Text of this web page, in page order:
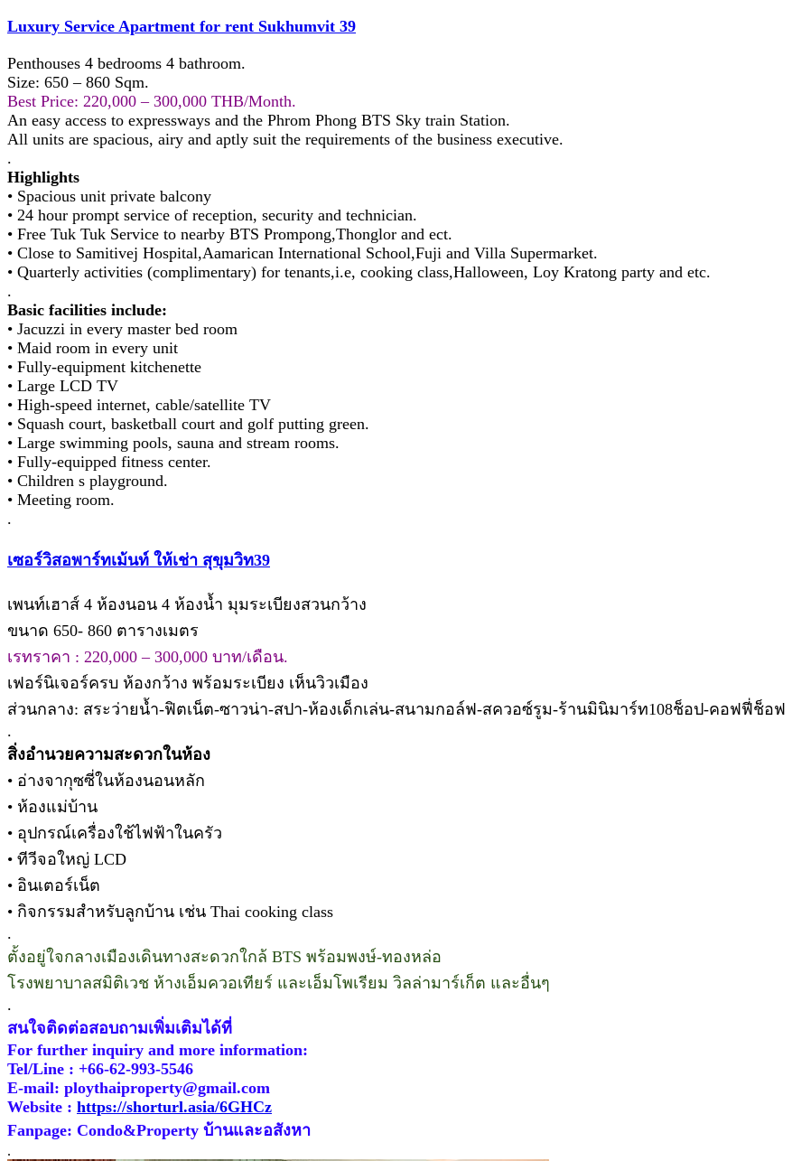
Luxury Service Apartment for rent Sukhumvit 39
Penthouses 4 bedrooms 4 bathroom.
Size: 650 – 860 Sqm.
Best Price: 220,000 – 300,000 THB/Month.
An easy access to expressways and the Phrom Phong BTS Sky train Station.
All units are spacious, airy and aptly suit the requirements of the business executive.
.
Highlights
• Spacious unit private balcony
• 24 hour prompt service of reception, security and technician.
• Free Tuk Tuk Service to nearby BTS Prompong,Thonglor and ect.
• Close to Samitivej Hospital,Aamarican International School,Fuji and Villa Supermarket.
• Quarterly activities (complimentary) for tenants,i.e, cooking class,Halloween, Loy Kratong party and etc.
.
Basic facilities include:
• Jacuzzi in every master bed room
• Maid room in every unit
• Fully-equipment kitchenette
• Large LCD TV
• High-speed internet, cable/satellite TV
• Squash court, basketball court and golf putting green.
• Large swimming pools, sauna and stream rooms.
• Fully-equipped fitness center.
• Children s playground.
• Meeting room.
.
เซอร์วิสอพาร์ทเม้นท์ ให้เช่า สุขุมวิท39
เพนท์เฮาส์ 4 ห้องนอน 4 ห้องน้ำ มุมระเบียงสวนกว้าง
ขนาด 650- 860 ตารางเมตร
เรทราคา : 220,000 – 300,000 บาท/เดือน.
เฟอร์นิเจอร์ครบ ห้องกว้าง พร้อมระเบียง เห็นวิวเมือง
ส่วนกลาง: สระว่ายน้ำ-ฟิตเน็ต-ซาวน่า-สปา-ห้องเด็กเล่น-สนามกอล์ฟ-สควอซ์รูม-ร้านมินิมาร์ท108ช็อป-คอฟฟี่ช็อฟ
.
สิ่งอำนวยความสะดวกในห้อง
• อ่างจากุซซี่ในห้องนอนหลัก
• ห้องแม่บ้าน
• อุปกรณ์เครื่องใช้ไฟฟ้าในครัว
• ทีวีจอใหญ่ LCD
• อินเตอร์เน็ต
• กิจกรรมสำหรับลูกบ้าน เช่น Thai cooking class
.
ตั้งอยู่ใจกลางเมืองเดินทางสะดวกใกล้ BTS พร้อมพงษ์-ทองหล่อ
โรงพยาบาลสมิติเวช ห้างเอ็มควอเทียร์ และเอ็มโพเรียม วิลล่ามาร์เก็ต และอื่นๆ
.
สนใจติดต่อสอบถามเพิ่มเติมได้ที่
For further inquiry and more information:
Tel/Line : +66-62-993-5546
E-mail: ploythaiproperty@gmail.com
Website : https://shorturl.asia/6GHCz
Fanpage: Condo&Property บ้านและอสังหา
.